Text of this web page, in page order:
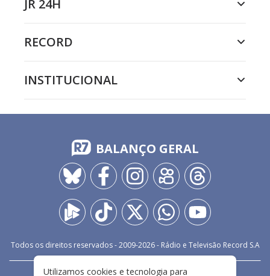
JR 24H
RECORD
INSTITUCIONAL
BALANÇO GERAL
Todos os direitos reservados - 2009-2026- Rádio e Televisão Record S.A
Utilizamos cookies e tecnologia para